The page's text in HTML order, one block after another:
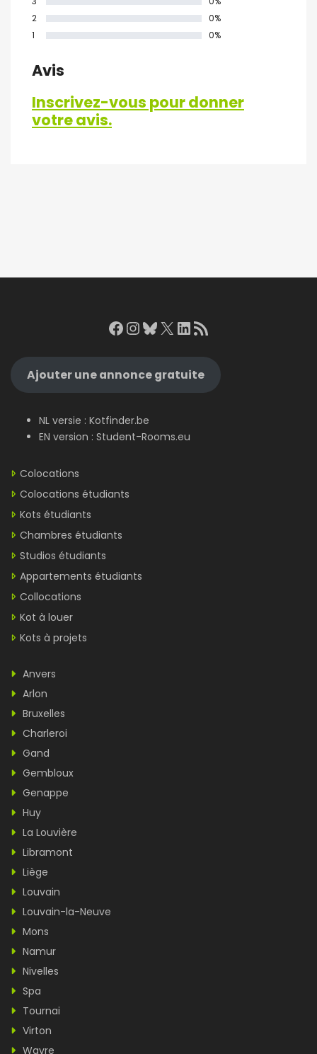
2
0%
1
0%
Avis
Inscrivez-vous pour donner
votre avis.
Facebook
Instagram
Bluesky
X LinkedIn
RSS Feed
Ajouter une annonce gratuite
NL versie : Kotfinder.be
EN version : Student-Rooms.eu
Colocations
Colocations étudiants
Kots étudiants
Chambres étudiants
Studios étudiants
Appartements étudiants
Collocations
Kot à louer
Kots à projets
Anvers
Arlon
Bruxelles
Charleroi
Gand
Gembloux
Genappe
Huy
La Louvière
Libramont
Liège
Louvain
Louvain-la-Neuve
Mons
Namur
Nivelles
Spa
Tournai
Virton
Wavre